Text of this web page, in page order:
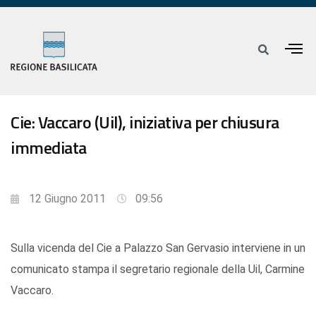
Cie: Vaccaro (Uil), iniziativa per chiusura
immediata
12 Giugno 2011 09:56
Sulla vicenda del Cie a Palazzo San Gervasio interviene in un
comunicato stampa il segretario regionale della Uil, Carmine
Vaccaro.